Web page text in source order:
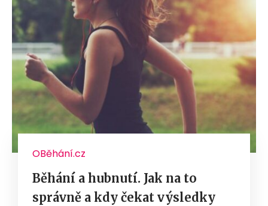
OBěhání.cz
Běhání a hubnutí. Jak na to
správně a kdy čekat výsledky